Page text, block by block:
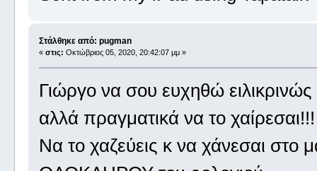
Στάλθηκε από: pugman
« στις: Οκτώβριος 05, 2020, 20:42:07 μμ »
Γιώργο να σου ευχηθώ
αλλά πραγματικά να το χαίρεσαι!!!
Να το χαζεύεις κ να χάνεσαι στο